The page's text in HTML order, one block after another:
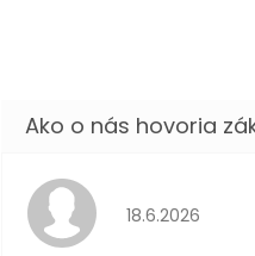
Hodnotenie
18.6.2026